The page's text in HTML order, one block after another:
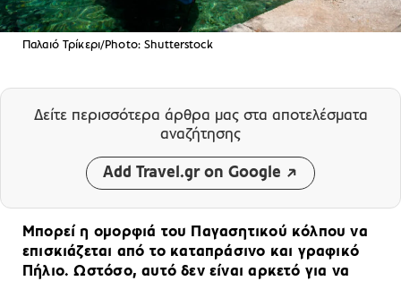
Παλαιό Τρίκερι/Photo: Shutterstock
Δείτε περισσότερα άρθρα μας στα αποτελέσματα
αναζήτησης
Add Travel.gr on Google
Μπορεί η ομορφιά του Παγασητικού κόλπου να
επισκιάζεται από το καταπράσινο και γραφικό
Πήλιο. Ωστόσο, αυτό δεν είναι αρκετό για να